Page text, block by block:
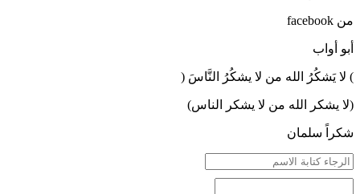
من facebook
أبو أواب
) لا يَشكُرُ الله من لا يشكُرُ النَّاسَ (
(لا يشكر الله من لا يشكر الناس)
شكراً سلمان